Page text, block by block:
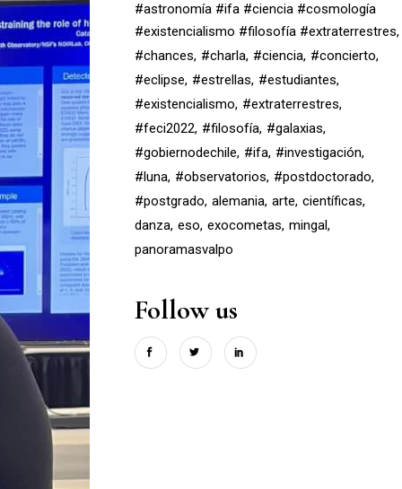
#astronomía #ifa #ciencia #cosmología
#existencialismo #filosofía #extraterrestres
#chances #charla #ciencia #concierto
#eclipse #estrellas #estudiantes
#existencialismo #extraterrestres
#feci2022 #filosofía #galaxias
#gobiernodechile #ifa #investigación
#luna #observatorios #postdoctorado
#postgrado alemania arte científicas
danza eso exocometas mingal
panoramasvalpo
Follow us